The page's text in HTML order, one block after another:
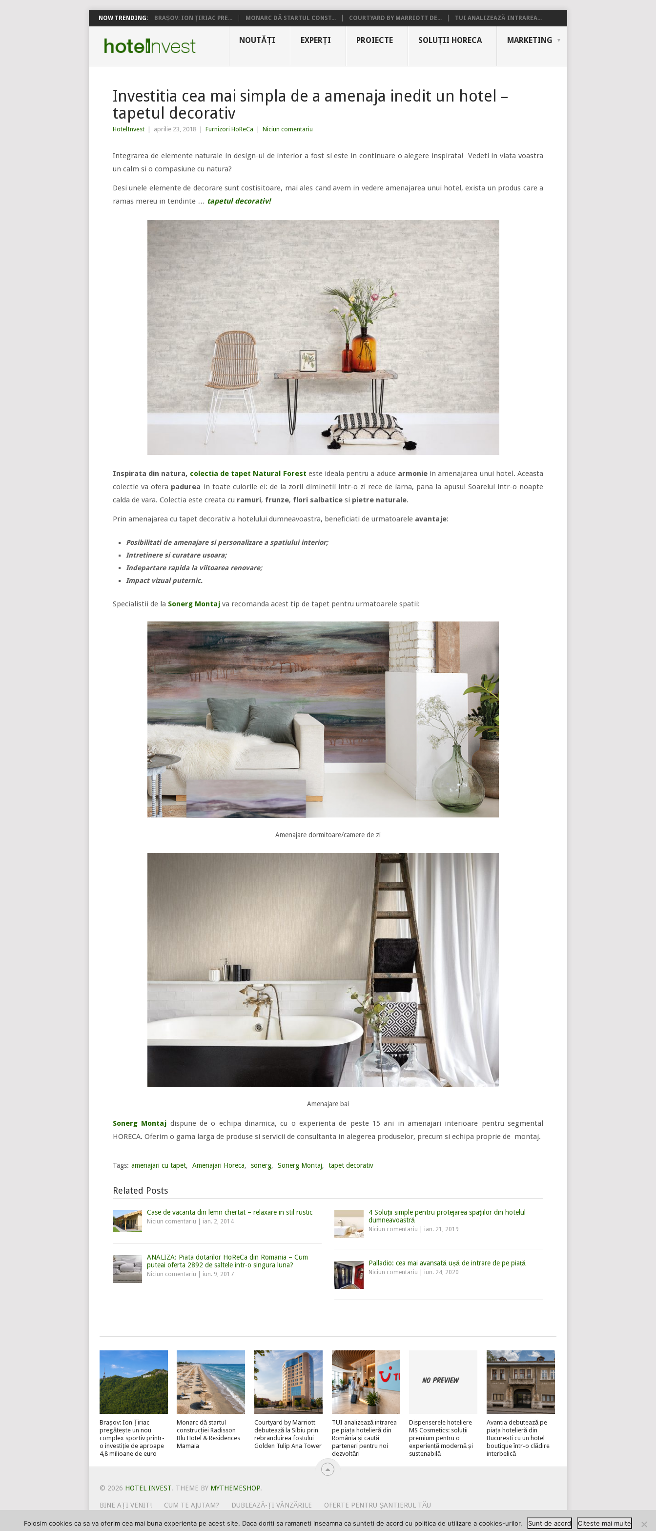
NOW TRENDING: BRAȘOV: ION ȚIRIAC PRE... MONARC DĂ STARTUL CONST... COURTYARD BY MARRIOTT DE... TUI ANALIZEAZĂ INTRAREA...
NOUTĂȚI EXPERȚI PROIECTE SOLUȚII HORECA MARKETING
Investitia cea mai simpla de a amenaja inedit un hotel –
tapetul decorativ
HotelInvest aprilie 23, 2018 Furnizori HoReCa Niciun comentariu
Integrarea de elemente naturale in design-ul de interior a fost si este in continuare o alegere inspirata! Vedeti in viata voastra
un calm si o compasiune cu natura?
Desi unele elemente de decorare sunt costisitoare, mai ales cand avem in vedere amenajarea unui hotel, exista un produs care a
ramas mereu in tendinte … tapetul decorativ!
Inspirata din natura, colectia de tapet Natural Forest este ideala pentru a aduce armonie in amenajarea unui hotel. Aceasta
colectie va ofera padurea in toate culorile ei: de la zorii diminetii intr-o zi rece de iarna, pana la apusul Soarelui intr-o noapte
calda de vara. Colectia este creata cu ramuri, frunze, flori salbatice si pietre naturale.
Prin amenajarea cu tapet decorativ a hotelului dumneavoastra, beneficiati de urmatoarele avantaje:
Posibilitati de amenajare si personalizare a spatiului interior;
Intretinere si curatare usoara;
Indepartare rapida la viitoarea renovare;
Impact vizual puternic.
Specialistii de la Sonerg Montaj va recomanda acest tip de tapet pentru urmatoarele spatii:
Amenajare dormitoare/camere de zi
Amenajare bai
Sonerg Montaj dispune de o echipa dinamica, cu o experienta de peste 15 ani in amenajari interioare pentru segmental
HORECA. Oferim o gama larga de produse si servicii de consultanta in alegerea produselor, precum si echipa proprie de montaj.
Tags: amenajari cu tapet, Amenajari Horeca, sonerg, Sonerg Montaj, tapet decorativ
Related Posts
Case de vacanta din lemn chertat – relaxare in stil rustic
Niciun comentariu ian. 2, 2014
4 Soluții simple pentru protejarea spațiilor din hotelul
dumneavoastră
Niciun comentariu ian. 21, 2019
ANALIZA: Piata dotarilor HoReCa din Romania – Cum
puteai oferta 2892 de saltele intr-o singura luna?
Niciun comentariu iun. 9, 2017
Palladio: cea mai avansată ușă de intrare de pe piață
Niciun comentariu iun. 24, 2020
Brașov: Ion Țiriac
pregătește un nou
complex sportiv printr-
o investiție de aproape
4,8 milioane de euro
Monarc dă startul
construcției Radisson
Blu Hotel & Residences
Mamaia
Courtyard by Marriott
debutează la Sibiu prin
rebranduirea fostului
Golden Tulip Ana Tower
TUI analizează intrarea
pe piața hotelieră din
România și caută
parteneri pentru noi
dezvoltări
Dispenserele hoteliere
MS Cosmetics: soluții
premium pentru o
experiență modernă și
sustenabilă
Avantia debutează pe
piața hotelieră din
București cu un hotel
boutique într-o clădire
interbelică
© 2026 HOTEL INVEST. THEME BY MYTHEMESHOP.
BINE AȚI VENIT! CUM TE AJUTAM? DUBLEAZĂ-ȚI VÂNZĂRILE
OFERTE PENTRU ȘANTIERUL TĂU
PSPDCP
TERMENI SI CONDITII
Folosim cookies ca sa va oferim cea mai buna experienta pe acest site. Daca doriti sa ramaneti inseamna ca sunteti de acord cu politica de utilizare a cookies-urilor. Sunt de acord Citeste mai multe